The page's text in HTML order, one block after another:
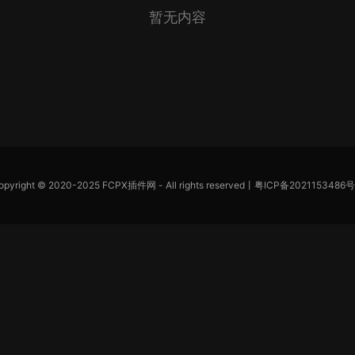
暂无内容
© 2020-2025 FCPX插件网 - All rights reserved丨 粤ICP备2021153486